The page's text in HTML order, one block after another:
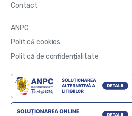
Contact
ANPC
Politică cookies
Politică de confidențialitate